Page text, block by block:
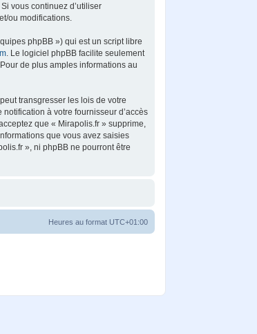
vous continuez d’utiliser
ou modifications.
phpBB ») qui est un script libre
. Le logiciel phpBB facilite seulement
de plus amples informations au
transgresser les lois de votre
à votre fournisseur d’accès
que « Mirapolis.fr » supprime,
que vous avez saisies
», ni phpBB ne pourront être
Heures au format UTC+01:00